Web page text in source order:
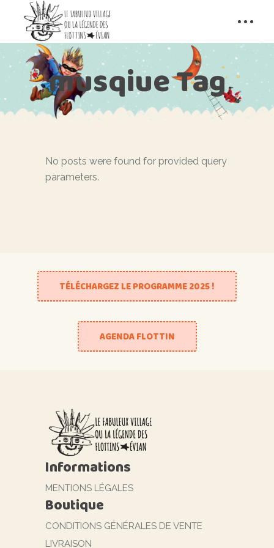
musqiue Tag
No posts were found for provided query
parameters.
TÉLÉCHARGEZ LE PROGRAMME 2025 !
AGENDA FLOTTIN
Informations
MENTIONS LÉGALES
Boutique
CONDITIONS GÉNÉRALES DE VENTE
LIVRAISON